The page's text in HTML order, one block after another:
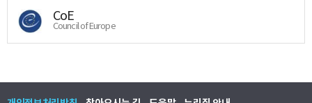
CoE
Council of Europe